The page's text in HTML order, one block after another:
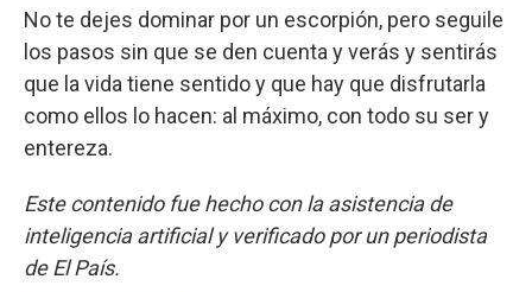
No te dejes dominar por un escorpión, pero seguile
los pasos sin que se den cuenta y verás y sentirás
que la vida tiene sentido y que hay que disfrutarla
como ellos lo hacen: al máximo, con todo su ser y
entereza.
Este contenido fue hecho con la asistencia de
inteligencia artificial y verificado por un periodista
de El País.